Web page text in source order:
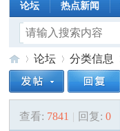
论坛 热点新闻
美»
论坛
›
分类信息
查看: 7841 | 回复: 0